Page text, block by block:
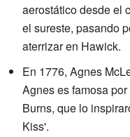
aerostático desde el
el sureste, pasando
aterrizar en Hawick.
En 1776, Agnes
Agnes es famosa
Burns, que lo
Kiss'.